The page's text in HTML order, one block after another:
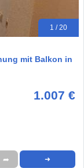
1 / 20
mit Balkon in
1.007 €
➦ ➜